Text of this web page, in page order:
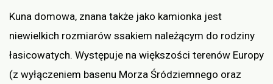
Kuna domowa, znana także jako kamionka jest
niewielkich rozmiarów ssakiem należącym do rodziny
łasicowatych. Występuje na większości terenów Europy
(z wyłączeniem basenu Morza Śródziemnego oraz